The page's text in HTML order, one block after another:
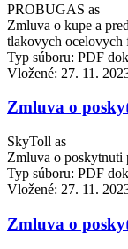
PROBUGAS as
Zmluva o kupe a
tlakovych ocelovych
Typ súboru: PDF
Vložené: 27. 11.
Zmluva o
SkyToll as
Zmluva o poskytnuti
Typ súboru: PDF
Vložené: 27. 11.
Zmluva o